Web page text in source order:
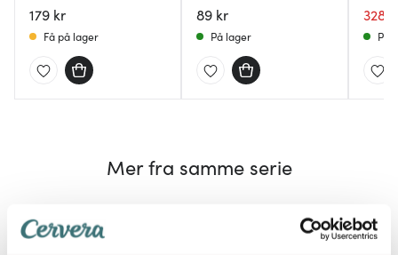
179 kr
Få på lager
89 kr
På lager
328
På
Mer fra samme serie